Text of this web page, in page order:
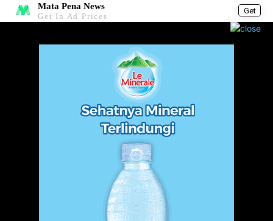
Get
Mata Pena News
Get In Ad Prices